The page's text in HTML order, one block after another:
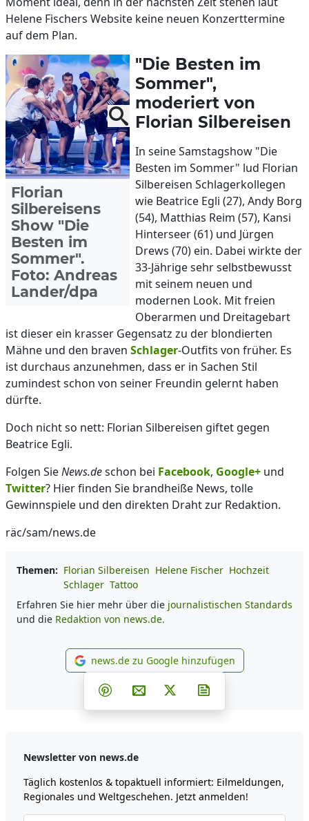
Helene Fischers Website keine neuen Konzerttermine
auf dem Plan.
Florian
Silbereisens
Show "Die
Besten im
Sommer".
Foto: Andreas
Lander/dpa
"Die Besten im
Sommer",
moderiert von
Florian Silbereisen
In seine Samstagshow "Die
Besten im Sommer" lud Florian
Silbereisen Schlagerkollegen
wie Beatrice Egli (27), Andy Borg
(54), Matthias Reim (57), Kansi
Hinterseer (61) und Jürgen
Drews (70) ein. Dabei wirkte der
33-Jährige sehr selbstbewusst
mit seinem neuen und
modernen Look. Mit freien
Oberarmen und Dreitagebart
ist dieser ein krasser Gegensatz zu der blondierten
Mähne und den braven Schlager-Outfits von früher. Es
ist durchaus anzunehmen, dass er in Sachen Stil
zumindest schon von seiner Freundin gelernt haben
dürfte.
Doch nicht so nett: Florian Silbereisen giftet gegen
Beatrice Egli.
Folgen SieNews.deschon bei Facebook, Google+ und
Twitter? Hier finden Sie brandheiße News, tolle
Gewinnspiele und den direkten Draht zur Redaktion.
räc/sam/news.de
Themen: Florian Silbereisen Helene Fischer Hochzeit
Schlager Tattoo
Erfahren Sie hier mehr über die journalistischen Standards
und die Redaktion von news.de.
news.de zu Google
news.de zu Google hinzufügen
Teilen auf Facebook
Teilen auf Whatsapp
Teilen auf Telegram
Teilen auf Pinterest
Per E-Mail teilen
Post auf X
Newsletter von news.de
Täglich kostenlos & topaktuell informiert: Eilmeldungen,
Regionales und Weltgeschehen. Jetzt anmelden!